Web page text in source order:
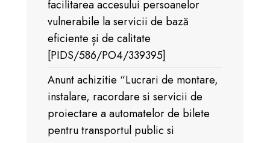
facilitarea accesului persoanelor
vulnerabile la servicii de bază
eficiente și de calitate
[PIDS/586/PO4/339395]
Anunt achizitie “Lucrari de montare,
instalare, racordare si servicii de
proiectare a automatelor de bilete
pentru transportul public si